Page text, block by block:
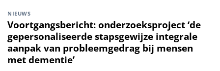
NIEUWS
Voortgangsbericht: onderzoeksproject ‘de
gepersonaliseerde stapsgewijze integrale
aanpak van probleemgedrag bij mensen
met dementie’